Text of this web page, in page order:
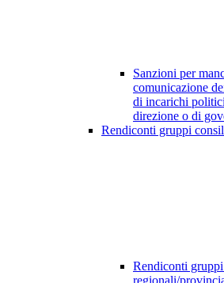
Sanzioni per
comunicazione
di incarichi
direzione o di
Rendiconti gruppi
Rendiconti